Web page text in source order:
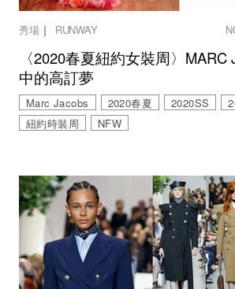
秀場 ｜ RUNWAY
〈2020春夏紐約女裝周〉MARC
中的高訂夢
Marc Jacobs 2020春夏 2020SS
紐約時裝周
NFW